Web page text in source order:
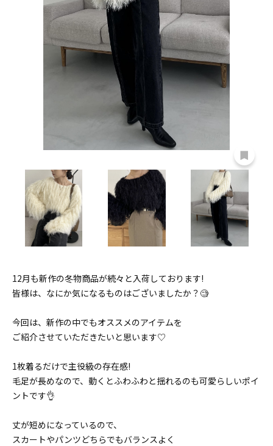
12月も新作の冬物商品が続々と入荷しております!
皆様は、なにか気になるものはございましたか？🧐
今回は、新作の中でもオススメのアイテムを
ご紹介させていただきたいと思います♡
1枚着るだけで主役級の存在感!
毛足が長めなので、動くとふわふわと揺れるのも可愛らしいポイ
ントです👌
丈が短めになっているので、
スカートやパンツどちらでもバランスよく